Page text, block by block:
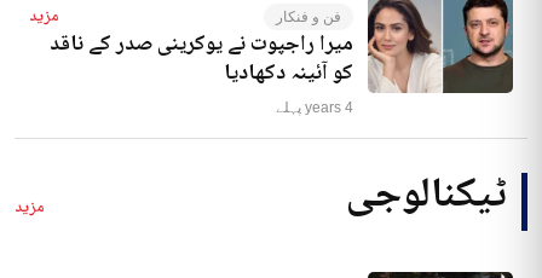
فن و فنکار مزید
میرا راجپوت نے یوکرینی صدر کے ناقد
کو آئینہ دکھادیا
4 years پہلے
ٹیکنالوجی مزید